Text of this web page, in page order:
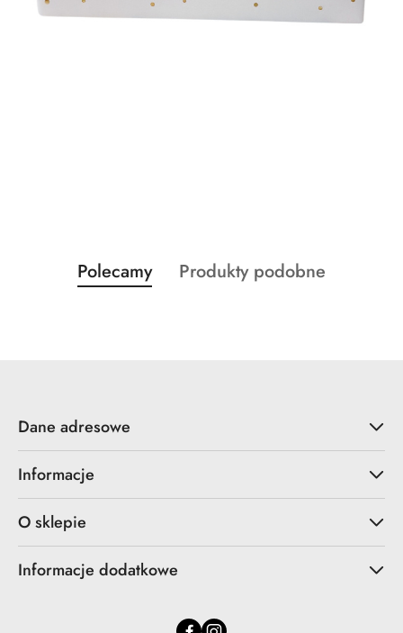
Pomiń karuzelę produktów
Produkty
o
Polecamy
Produkty
Produkty podobne
Dane adresowe
Informacje
O sklepie
Informacje dodatkowe